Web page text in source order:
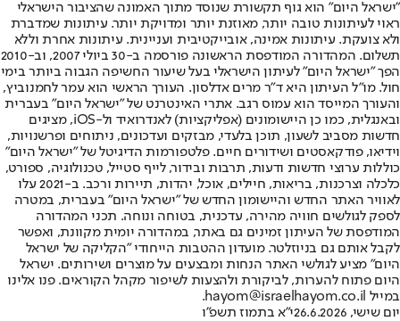
"ישראל היום" הוא גוף תקשורת שנוסד מתוך האמונה שהציבור הישראלי
ראוי לעיתונות טובה יותר, מאוזנת יותר ומדויקת יותר. עיתונות שמדברת
ולא צועקת. עיתונות אמינה, אובייקטיבית ועניינית. עיתונות אחרת וללא
תשלום. המהדורה המודפסת הראשונה פורסמה ב-30 ביולי 2007, וב-2010
הפך "ישראל היום" לעיתון הישראלי בעל שיעור החשיפה הגבוה ביותר בימי
חול. מו"ל העיתון היא ד"ר מרים אדלסון. העורך הראשי הוא עמר לחמנוביץ,
והעורך המייסד הוא עמוס רגב. אתרי האינטרנט של "ישראל היום" בעברית
ובאנגלית, כמו כן היישומונים (אפליקציות) לאנדרואיד ול-iOS, מציגים
חדשות מסביב לשעון, תוכן בלעדי, מבזקים ועדכונים, ניתוחים ופרשנויות,
וידיאו, פודקאסטים ושידורים חיים. פלטפורמות הדיגיטל של "ישראל היום"
כוללות ערוצי חדשות ודעות, תרבות ובידור, לייף סטייל, טכנולוגיה, ספורט,
כלכלה וצרכנות, בריאות, חיילים, אוכל, יהדות, תיירות ורכב. ב-2021 עלו
לאוויר האתר החדש והיישומון החדש של "ישראל היום" בעברית, במטרה
לספק לגולשים חוויה מהירה, עדכנית, בטוחה ונוחה. תכני המהדורה
המודפסת של העיתון זמינים גם באתר, במהדורה יומית מקוונת, ואפשר
לקבל אותם גם בניוזלטר. מועדון ההטבות הייחודי "הקליקה של ישראל
היום" מציע לגולשי האתר הנחות ומבצעים על מוצרים ושירותים. ישראל
היום פתוח להערות, לביקורת ולהצעות לשיפור מקהל הקוראים. פנו אלינו
במייל hayom@israelhayom.co.il.
יום שישי, 26.6.2026
י"א בתמוז תשפ"ו